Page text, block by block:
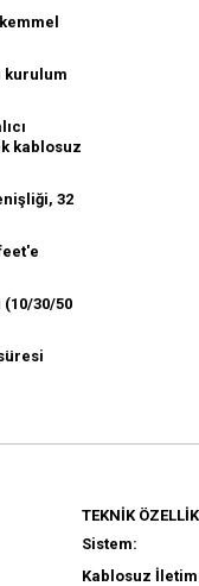
kurulum
kablosuz
32
(10/30/50
TEKNİK
Sistem:
Kablosuz